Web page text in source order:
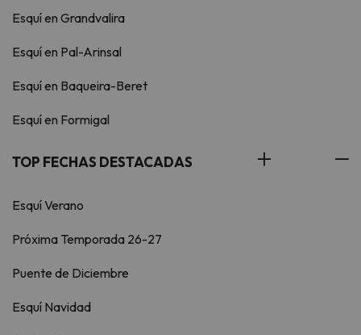
Esquí en Grandvalira
Esquí en Pal-Arinsal
Esquí en Baqueira-Beret
Esquí en Formigal
TOP FECHAS DESTACADAS
Esquí Verano
Próxima Temporada 26-27
Puente de Diciembre
Esquí Navidad